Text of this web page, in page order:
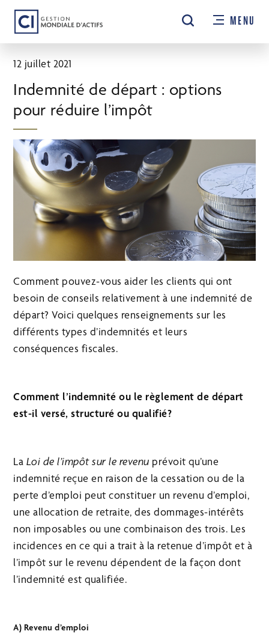
Passer
contenu
principal
MENU
12 juillet 2021
Indemnité de départ : options
pour réduire l’impôt
Comment pouvez-vous aider les clients qui ont
besoin de conseils relativement à une indemnité de
départ? Voici quelques renseignements sur les
différents types d’indemnités et leurs
conséquences fiscales.
Comment l’indemnité ou le règlement de départ
est-il versé, structuré ou qualifié?
La Loi de l’impôt sur le revenu prévoit qu’une
indemnité reçue en raison de la cessation ou de la
perte d’emploi peut constituer un revenu d’emploi,
une allocation de retraite, des dommages-intérêts
non imposables ou une combinaison des trois. Les
incidences en ce qui a trait à la retenue d’impôt et à
l’impôt sur le revenu dépendent de la façon dont
l’indemnité est qualifiée.
A) Revenu d’emploi